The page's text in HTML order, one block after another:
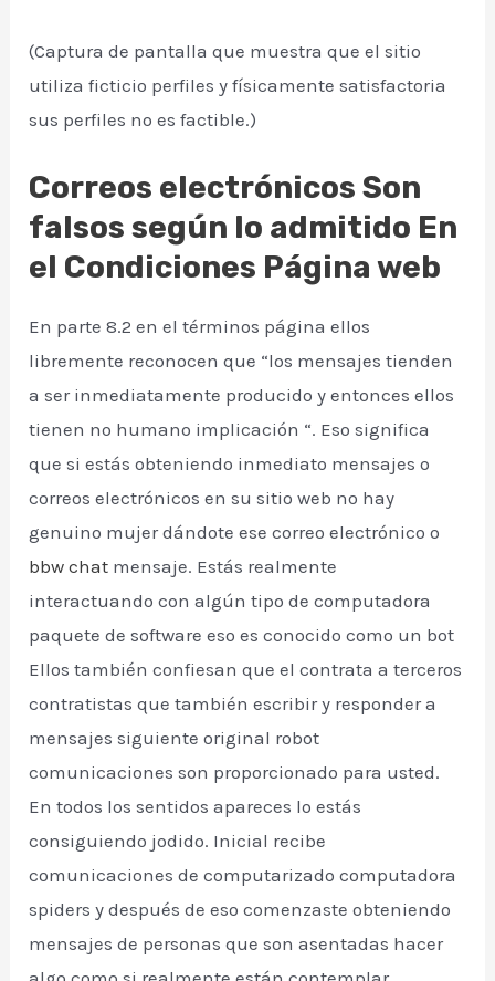
(Captura de pantalla que muestra que el sitio
utiliza ficticio perfiles y físicamente satisfactoria
sus perfiles no es factible.)
Correos electrónicos Son
falsos según lo admitido En
el Condiciones Página web
En parte 8.2 en el términos página ellos
libremente reconocen que “los mensajes tienden
a ser inmediatamente producido y entonces ellos
tienen no humano implicación “. Eso significa
que si estás obteniendo inmediato mensajes o
correos electrónicos en su sitio web no hay
genuino mujer dándote ese correo electrónico o
bbw chat mensaje. Estás realmente
interactuando con algún tipo de computadora
paquete de software eso es conocido como un bot
Ellos también confiesan que el contrata a terceros
contratistas que también escribir y responder a
mensajes siguiente original robot
comunicaciones son proporcionado para usted.
En todos los sentidos apareces lo estás
consiguiendo jodido. Inicial recibe
comunicaciones de computarizado computadora
spiders y después de eso comenzaste obteniendo
mensajes de personas que son asentadas hacer